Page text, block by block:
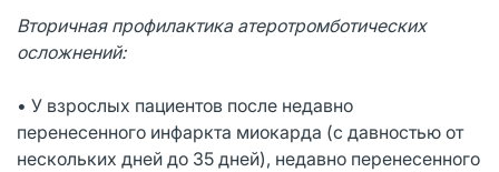
Вторичная профилактика атеротромботических
осложнений:
• У взрослых пациентов после недавно
перенесенного инфаркта миокарда (с давностью от
нескольких дней до 35 дней), недавно перенесенного